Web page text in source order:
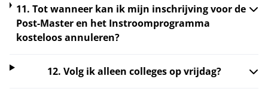
11. Tot wanneer kan ik mijn inschrijving voor de
Post-Master en het Instroomprogramma
kosteloos annuleren?
12. Volg ik alleen colleges op vrijdag?